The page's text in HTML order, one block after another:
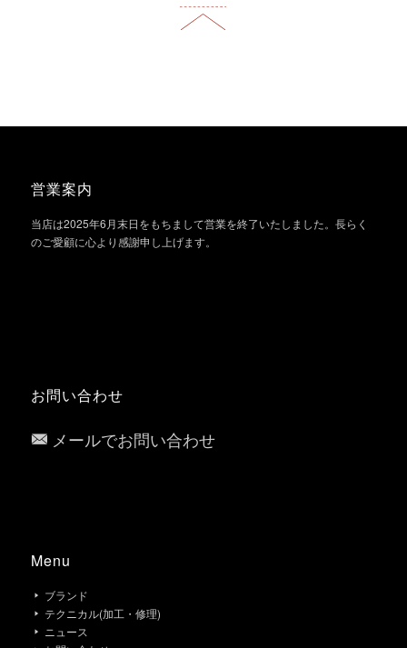
営業案内
当店は2025年6月末日をもちまして営業を終了いたしました。長らく
のご愛顧に心より感謝申し上げます。
お問い合わせ
メールでお問い合わせ
Menu
ブランド
テクニカル(加工・修理)
ニュース